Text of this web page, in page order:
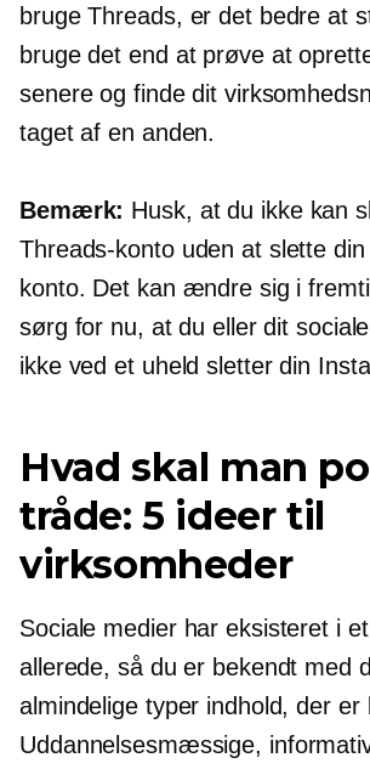
bruge Threads, er det bedre at
bruge det end at prøve at
senere og finde dit
taget af en anden.
Bemærk: Husk, at du ikke kan
Threads-konto uden at slette
konto. Det kan ændre sig i
sørg for nu, at du eller dit
ikke ved et uheld sletter din
Hvad skal man
tråde: 5 ideer til
virksomheder
Sociale medier har eksisteret i
allerede, så du er bekendt med
almindelige typer indhold, der er
Uddannelsesmæssige,